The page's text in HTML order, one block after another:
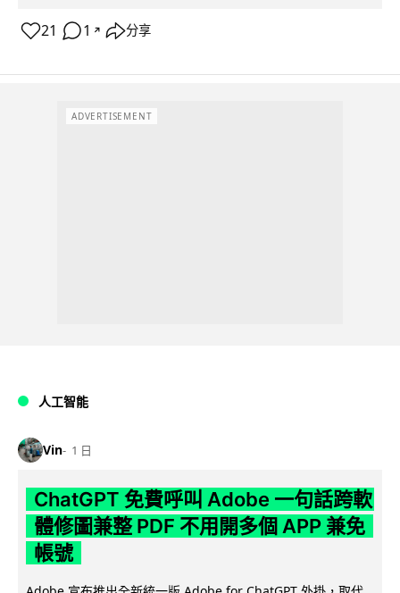
21 1 ↗ 分享
ADVERTISEMENT
人工智能
Vin 1 日
ChatGPT 免費呼叫 Adobe 一句話跨軟
體修圖兼整 PDF 不用開多個 APP 兼免
帳號